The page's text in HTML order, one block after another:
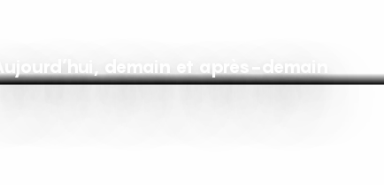
Aujourd’hui, demain et après-demain